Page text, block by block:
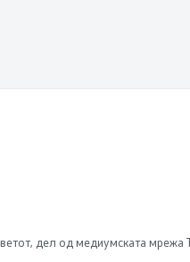
дел од медиумската